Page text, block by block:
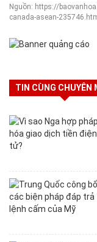
Nguồn: https://
canada-asean-
TIN CÙNG CHUYÊN